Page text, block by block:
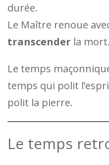
durée.
Le Maître renoue
transcender la mort.
Le temps
temps qui polit
polit la pierre.
Le temps